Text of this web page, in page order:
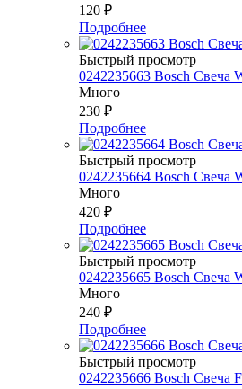
120 ₽
Подробнее
Быстрый просмотр
0242235663 Bosch Свеча
Много
230 ₽
Подробнее
Быстрый просмотр
0242235664 Bosch Свеча
Много
420 ₽
Подробнее
Быстрый просмотр
0242235665 Bosch Свеча
Много
240 ₽
Подробнее
Быстрый просмотр
0242235666 Bosch Свеча